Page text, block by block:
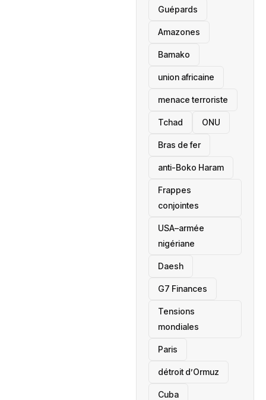
Guépards
Amazones
Bamako
union africaine
menace terroriste
‎Tchad ONU
Bras de fer
anti-Boko Haram
Frappes
conjointes
USA–armée
nigériane
Daesh
‎G7 Finances
Tensions
mondiales
Paris
détroit d’Ormuz
‎Cuba